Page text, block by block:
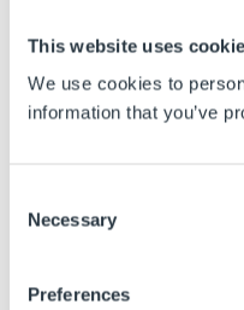
This website uses
We use cookies to
information that you’ve
Selection
Necessary
Preferences